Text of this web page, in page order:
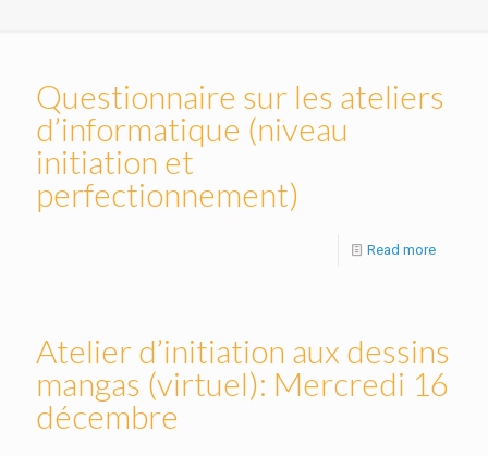
Questionnaire sur les ateliers
d’informatique (niveau
initiation et
perfectionnement)
Read more
Atelier d’initiation aux dessins
mangas (virtuel): Mercredi 16
décembre